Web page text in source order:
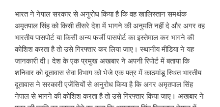
भारत ने नेपाल सरकार से अनुरोध किया है कि वह खालिस्तान समर्थक
अमृतपाल सिंह को किसी तीसरे देश में भागने की अनुमति नहीं दे और अगर वह
भारतीय पासपोर्ट या किसी अन्य फर्जी पासपोर्ट का इस्तेमाल कर भागने की
कोशिश करता है तो उसे गिरफ्तार कर लिया जाए। स्थानीय मीडिया ने यह
जानकारी दी। देश के एक प्रमुख अखबार ने अपनी रिपोर्ट में बताया कि
शनिवार को दूतावास सेवा विभाग को भेजे एक पत्र में काठमांडू स्थित भारतीय
दूतावास ने सरकारी एजेंसियों से अनुरोध किया है कि अगर अमृतपाल सिंह
नेपाल से भागने की कोशिश करता है तो उसे गिरफ्तार किया जाए। अखबार ने